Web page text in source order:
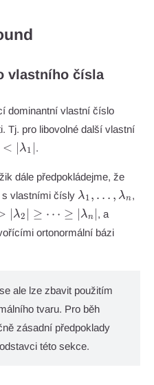
vlastního čísla
dominantní vlastní číslo
\in
Tj. pro libovolné další vlastní
< ∣λ1 ∣.
dále předpokládejme, že
s vlastními čísly λ1 , … , λn,
∣λ2 ∣ ≥ ⋯ ≥ ∣λn ∣, a
ortonormální bázi
ale lze zbavit použitím
tvaru. Pro běh
zásadní předpoklady
této sekce.